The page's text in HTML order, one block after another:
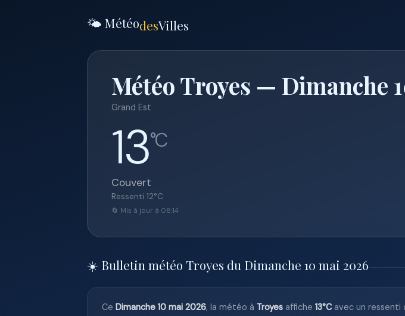
🌤️ MétéodesVilles
Météo Troyes — Dimanche
Grand Est
13°C
Couvert
Ressenti 12°C
🔄 Mis à jour à 08:14
☀️ Bulletin météo Troyes du Dimanche 10 mai 2026
Ce Dimanche 10 mai 2026, la météo à Troyes affiche 13°Cavec un ressenti